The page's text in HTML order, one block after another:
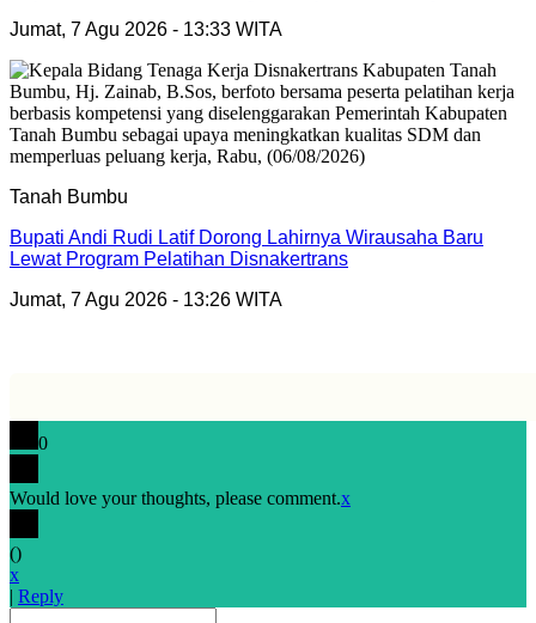
Jumat, 7 Agu 2026 - 13:33 WITA
Tanah Bumbu
Bupati Andi Rudi Latif Dorong Lahirnya Wirausaha Baru
Lewat Program Pelatihan Disnakertrans
Jumat, 7 Agu 2026 - 13:26 WITA
0
Would love your thoughts, please comment.x
()
x
| Reply